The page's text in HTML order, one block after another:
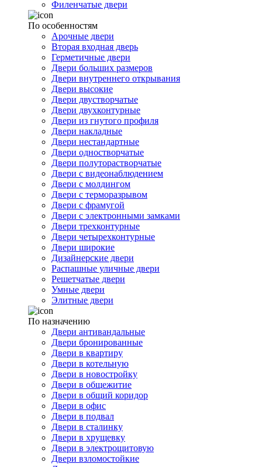
Филенчатые двери
По особенностям
Арочные двери
Вторая входная дверь
Герметичные двери
Двери больших размеров
Двери внутреннего открывания
Двери высокие
Двери двустворчатые
Двери двухконтурные
Двери из гнутого профиля
Двери накладные
Двери нестандартные
Двери одностворчатые
Двери полуторастворчатые
Двери с видеонаблюдением
Двери с молдингом
Двери с терморазрывом
Двери с фрамугой
Двери с электронными замками
Двери трехконтурные
Двери четырехконтурные
Двери широкие
Дизайнерские двери
Распашные уличные двери
Решетчатые двери
Умные двери
Элитные двери
По назначению
Двери антивандальные
Двери бронированные
Двери в квартиру
Двери в котельную
Двери в новостройку
Двери в общежитие
Двери в общий коридор
Двери в офис
Двери в подвал
Двери в сталинку
Двери в хрущевку
Двери в электрощитовую
Двери взломостойкие